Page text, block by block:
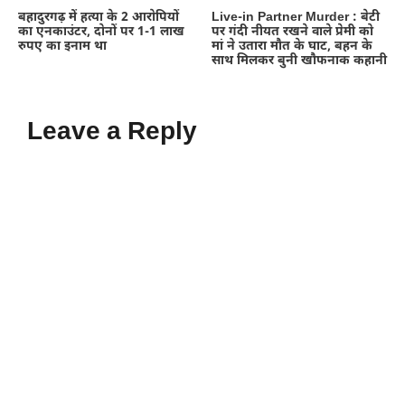
बहादुरगढ़ में हत्या के 2 आरोपियों
का एनकाउंटर, दोनों पर 1-1 लाख
रुपए का इनाम था
Live-in Partner Murder : बेटी
पर गंदी नीयत रखने वाले प्रेमी को
मां ने उतारा मौत के घाट, बहन के
साथ मिलकर बुनी खौफनाक कहानी
Leave a Reply